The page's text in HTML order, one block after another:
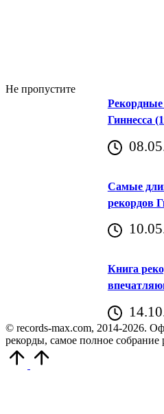
Не пропустите
Рекордные
Гиннесса
Самые
рекордов
Книга
© records-max.com, 2014-2026.
рекорды, самое полное собрание